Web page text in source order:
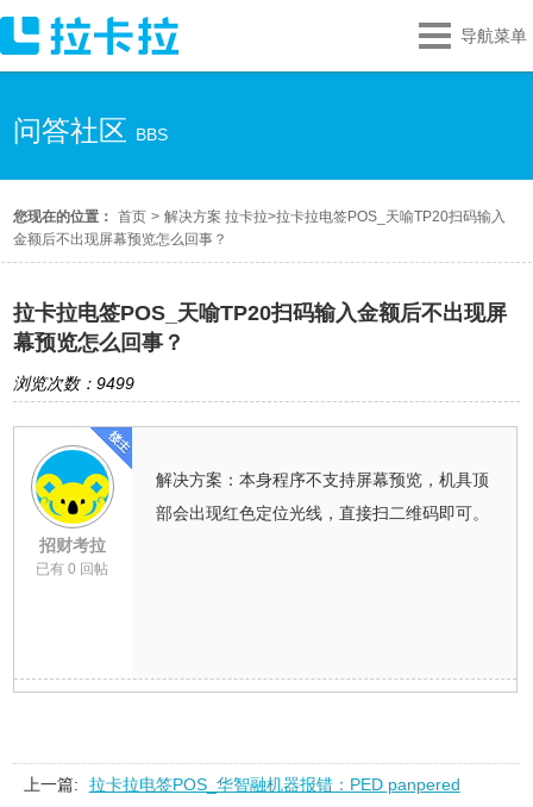
导航菜单
问答社区 BBS
您现在的位置： 首页 > 解决方案 拉卡拉>拉卡拉电签POS_天喻TP20扫码输入
金额后不出现屏幕预览怎么回事？
拉卡拉电签POS_天喻TP20扫码输入金额后不出现屏
幕预览怎么回事？
浏览次数：9499
招财考拉
已有 0 回帖
解决方案：本身程序不支持屏幕预览，机具顶
部会出现红色定位光线，直接扫二维码即可。
上一篇:
拉卡拉电签POS_华智融机器报错：PED panpered